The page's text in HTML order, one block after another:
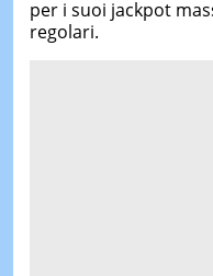
per i suoi jackpot
regolari.